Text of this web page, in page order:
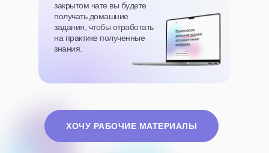
закрытом чате вы будете
получать домашние
задания, чтобы отработать
на практике полученные
знания.
ХОЧУ РАБОЧИЕ МАТЕРИАЛЫ